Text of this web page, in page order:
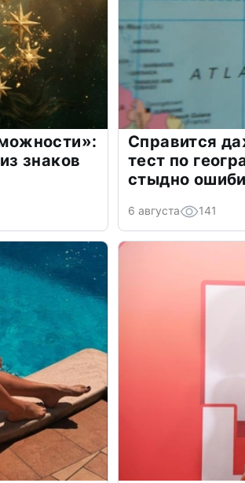
знаков
Справится
тест по
стыдно
6 августа 141